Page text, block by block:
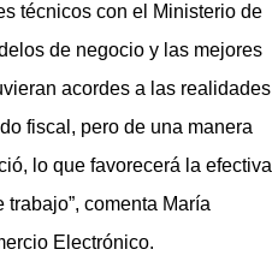
técnicos con el Ministerio de
de negocio y las mejores
acordes a las realidades
fiscal, pero de una manera
lo que favorecerá la efectiva
comenta María
Electrónico.